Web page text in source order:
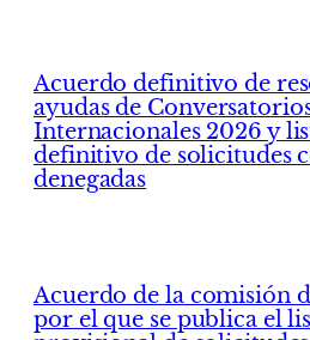
Acuerdo definitivo de
ayudas de
Internacionales 2026 y
definitivo de solicitudes
denegadas
Acuerdo de la comisión
por el que se publica el